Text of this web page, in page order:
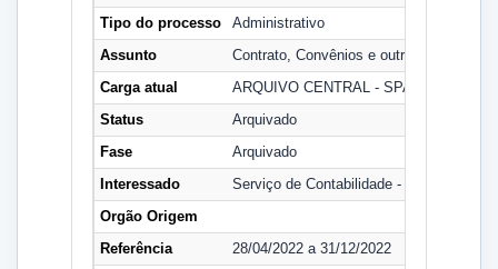
Tipo do processo
Administrativo
Assunto
Contrato, Convênios e outros ajustes
Carga atual
ARQUIVO CENTRAL - SPA
Status
Arquivado
Fase
Arquivado
Interessado
Serviço de Contabilidade - SECON
Orgão Origem
Referência
28/04/2022 a 31/12/2022